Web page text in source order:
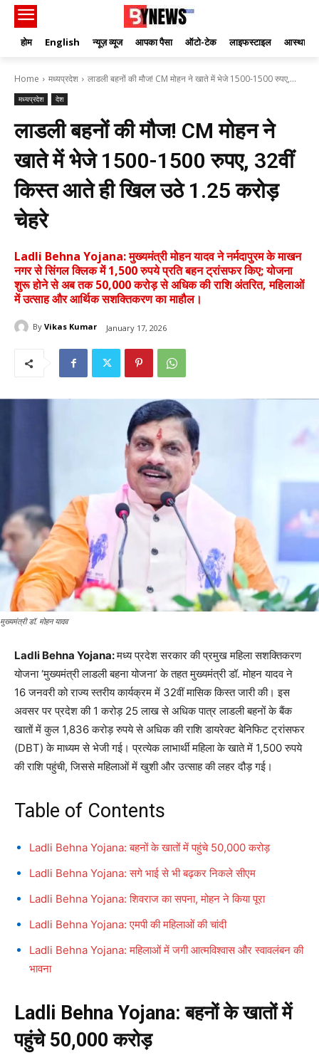
होम English न्यूज़ व्यूज आपका पैसा ऑटो-टेक लाइफस्टाइल आस्था
Home मध्यप्रदेश लाडली बहनों की मौज! CM मोहन ने खाते में भेजे 1500-1500 रुपए,...
मध्यप्रदेश देश
लाडली बहनों की मौज! CM मोहन ने
खाते में भेजे 1500-1500 रुपए, 32वीं
किस्त आते ही खिल उठे 1.25 करोड़
चेहरे
Ladli Behna Yojana: मुख्यमंत्री मोहन यादव ने नर्मदापुरम के माखन
नगर से सिंगल क्लिक में 1,500 रुपये प्रति बहन ट्रांसफर किए; योजना
शुरू होने से अब तक 50,000 करोड़ से अधिक की राशि अंतरित, महिलाओं
में उत्साह और आर्थिक सशक्तिकरण का माहौल।
By Vikas Kumar January 17, 2026
मुख्यमंत्री डॉ. मोहन यादव
Ladli Behna Yojana:मध्य प्रदेश सरकार की प्रमुख महिला सशक्तिकरण
योजना ‘मुख्यमंत्री लाडली बहना योजना’ के तहत मुख्यमंत्री डॉ. मोहन यादव ने
16 जनवरी को राज्य स्तरीय कार्यक्रम में 32वीं मासिक किस्त जारी की। इस
अवसर पर प्रदेश की 1 करोड़ 25 लाख से अधिक पात्र लाडली बहनों के बैंक
खातों में कुल 1,836 करोड़ रुपये से अधिक की राशि डायरेक्ट बेनिफिट ट्रांसफर
(DBT) के माध्यम से भेजी गई। प्रत्येक लाभार्थी महिला के खाते में 1,500 रुपये
की राशि पहुंची, जिससे महिलाओं में खुशी और उत्साह की लहर दौड़ गई।
Table of Contents
Ladli Behna Yojana: बहनों के खातों में पहुंचे 50,000 करोड़
Ladli Behna Yojana: सगे भाई से भी बढ़कर निकले सीएम
Ladli Behna Yojana: शिवराज का सपना, मोहन ने किया पूरा
Ladli Behna Yojana: एमपी की महिलाओं की चांदी
Ladli Behna Yojana: महिलाओं में जगी आत्मविश्वास और स्वावलंबन की
भावना
Ladli Behna Yojana: बहनों के खातों में
पहुंचे 50,000 करोड़